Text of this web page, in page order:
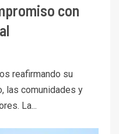
con
reafirmando su
las comunidades y
La...